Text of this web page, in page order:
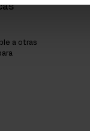
a otras